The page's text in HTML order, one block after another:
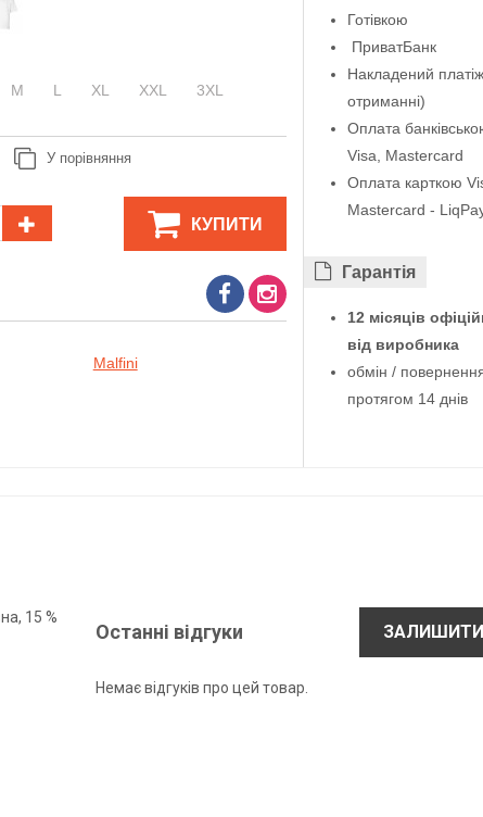
M L XL XXL 3XL
У порівняння
КУПИТИ
Malfini
Готівкою
ПриватБанк
Накладений
отриманні)
Оплата
Visa, Mastercard
Оплата карткою
Mastercard -
Гарантiя
12 місяців
від виробника
обмін /
протягом 14 днів
15 %
Останні відгуки ЗАЛИШИТИ
Немає відгуків про цей товар.